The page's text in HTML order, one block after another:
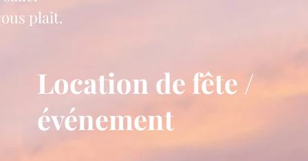
plait.
Location de fête /
événement